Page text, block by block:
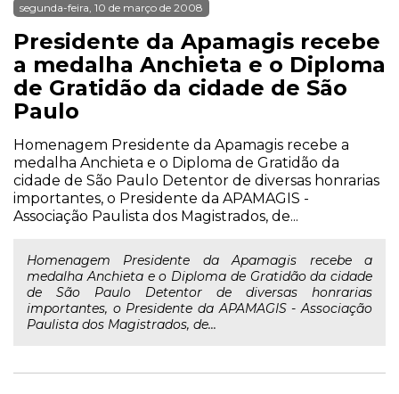
segunda-feira, 10 de março de 2008
Presidente da Apamagis recebe
a medalha Anchieta e o Diploma
de Gratidão da cidade de São
Paulo
Homenagem Presidente da Apamagis recebe a
medalha Anchieta e o Diploma de Gratidão da
cidade de São Paulo Detentor de diversas honrarias
importantes, o Presidente da APAMAGIS -
Associação Paulista dos Magistrados, de...
Homenagem Presidente da Apamagis recebe a
medalha Anchieta e o Diploma de Gratidão da cidade
de São Paulo Detentor de diversas honrarias
importantes, o Presidente da APAMAGIS - Associação
Paulista dos Magistrados, de...